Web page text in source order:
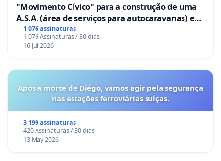
"Movimento Cívico" para a construção de uma
A.S.A. (área de serviços para autocaravanas) em
Coimbra
1 076 assinaturas
1 076 Assinaturas / 30 dias
16 Jul 2026
Após a morte de Diégo, vamos agir pela segurança
nas estações ferroviárias suíças.
3 199 assinaturas
420 Assinaturas / 30 dias
13 May 2026